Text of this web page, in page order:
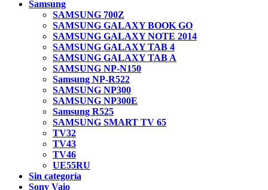
Samsung
SAMSUNG 700Z
SAMSUNG GALAXY BOOK GO
SAMSUNG GALAXY NOTE 2014
SAMSUNG GALAXY TAB 4
SAMSUNG GALAXY TAB A
SAMSUNG NP-N150
Samsung NP-R522
SAMSUNG NP300
SAMSUNG NP300E
Samsung R525
SAMSUNG SMART TV 65
TV32
TV43
TV46
UE55RU
Sin categoría
Sony Vaio